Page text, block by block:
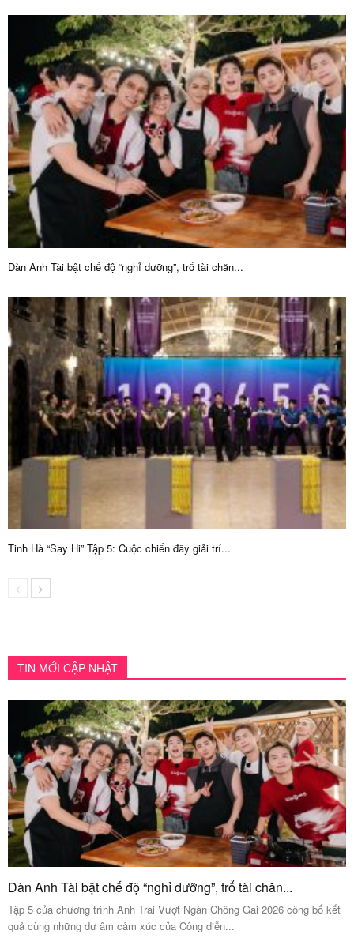
Dàn Anh Tài bật chế độ “nghỉ dưỡng”, trổ tài chăn...
Tinh Hà “Say Hi” Tập 5: Cuộc chiến đầy giải trí...
TIN MỚI CẬP NHẬT
Dàn Anh Tài bật chế độ “nghỉ dưỡng”, trổ tài chăn...
Tập 5 của chương trình Anh Trai Vượt Ngàn Chông Gai 2026 công bố kết
quả cùng những dư âm cảm xúc của Công diễn...